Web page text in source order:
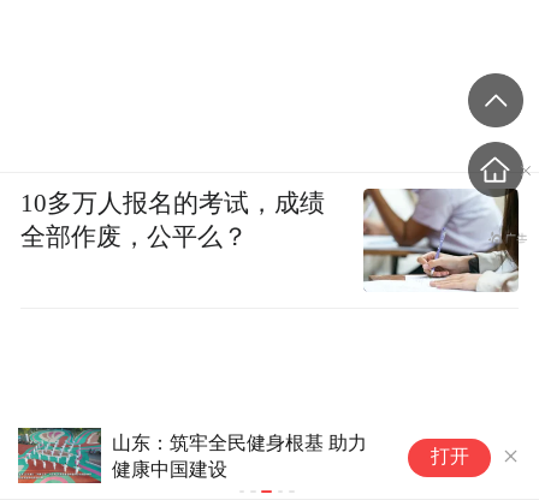
山东：筑牢全民健身根基 助力
健康中国建设
打开
10多万人报名的考试，成绩
全部作废，公平么？